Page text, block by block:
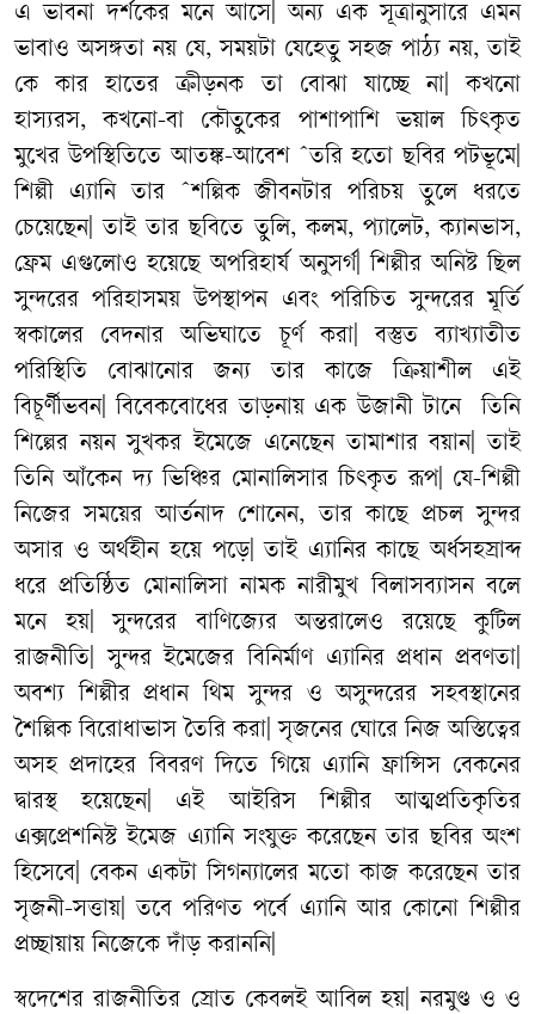
এ ভাবনা দর্শকের মনে আসে |অন্য এক সূত্রানুসারে এমন
ভাবাও অসঙ্গতা নয় যে,সময়টা যেহেতু সহজ পাঠ্য নয়,তাই
কে
কার হাতের ক্রীড়নক তা বোঝা যাচ্ছে না|কখনো
হাস্যরস,কখনো-বা কৌতুকের পাশাপাশি ভয়াল
চিৎকৃত
মুখের উপস্থিতিতে আতঙ্ক-আবেশˆতরি হতো ছবির পটভূমে|
শিল্পী
এ্যানি তারˆশল্পিক জীবনটার পরিচয় তুলে
ধরতে
চেয়েছেন|তাই তার ছবিতে তুলি,কলম, প্যালেট,ক্যানভাস,
ফ্রেম এগুলোও হয়েছে অপরিহার্য অনুসর্গ|শিল্পীর অনিষ্ট ছিল
সুন্দরের পরিহাসময় উপস্থাপন এবং পরিচিত সুন্দরের মূর্তি
স্বকালের
বেদনার অভিঘাতে চূর্ণ করা|বস্তুত
ব্যাখ্যাতীত
পরিস্থিতি
বোঝানোর জন্য তার কাজে ক্রিয়াশীল
এই
বিচূর্ণীভবন|বিবেকবোধের তাড়নায় এক উজানী টানে
তিনি
শিল্পের নয়ন সুখকর ইমেজে এনেছেন তামাশার বয়ান|তাই
তিনি আঁকেন দ্য ভিঞ্চির মোনালিসার চিৎকৃত রূপ| যে-শিল্পী
নিজের সময়ের আর্তনাদ শোনেন,তার কাছে প্রচল সুন্দর
অসার ও অর্থহীন হয়ে পড়ে|তাই এ্যানির কাছে অর্ধসহস্রাব্দ
ধরে প্রতিষ্ঠিত মোনালিসা নামক নারীমুখ বিলাসব্যাসন বলে
মনে
হয়|সুন্দরের বাণিজ্যের অন্তরালেও রয়েছে
কুটিল
রাজনীতি |সুন্দর ইমেজের বিনির্মাণ এ্যানির প্রধান প্রবণতা
অবশ্য শিল্পীর প্রধান থিম সুন্দর ও অসুন্দরের সহবস্থানের
শৈল্পিক বিরোধাভাস তৈরি করা |সৃজনের ঘোরে নিজ অস্তিত্বের
অসহ প্রদাহের বিবরণ দিতে গিয়ে এ্যানি ফ্রান্সিস বেকনের
দ্বারস্থ
হয়েছেন| এই আইরিস শিল্পীর
আত্মপ্রতিকৃতির
এক্সপ্রেশনিস্ট ইমেজ এ্যানি সংযুক্ত করেছেন তার ছবির অংশ
হিসেবে
বেকন একটা সিগন্যালের মতো কাজ করেছেন তার
সৃজনী-সত্তায়|তবে পরিণত পর্বে এ্যানি আর কোনো শিল্পীর
প্রচ্ছায়ায় নিজেকে দাঁড় করাননি|
স্বদেশের রাজনীতির স্রোত কেবলই আবিল হয়|নরমুণ্ড ও ও